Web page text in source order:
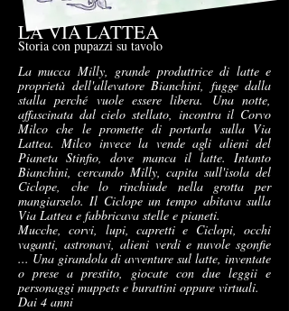
LA VIA LATTEA
Storia con pupazzi su tavolo
La mucca Milly, grande produttrice di latte e
proprietà dell'allevatore Bianchini, fugge dalla
stalla perché vuole essere libera. Una notte,
affascinata dal cielo stellato, incontra il Corvo
Milco che le promette di portarla sulla Via
Lattea. Milco invece la vende agli alieni del
Pianeta Stinfio, dove manca il latte. Intanto
Bianchini, cercando Milly, capita sull'isola del
Ciclope, che lo rinchiude nella grotta per
mangiarselo. Il Ciclope un tempo abitava sulla
Via Lattea e fabbricava stelle e pianeti.
Mucche, corvi, lupi, capretti e Ciclopi, occhi
vaganti, astronavi, alieni verdi e nuvole sgonfie
... Una girandola di avventure sul latte, inventate
o prese a prestito, giocate con due leggii e
personaggi muppets e burattini oppure virtuali.
Dai 4 anni